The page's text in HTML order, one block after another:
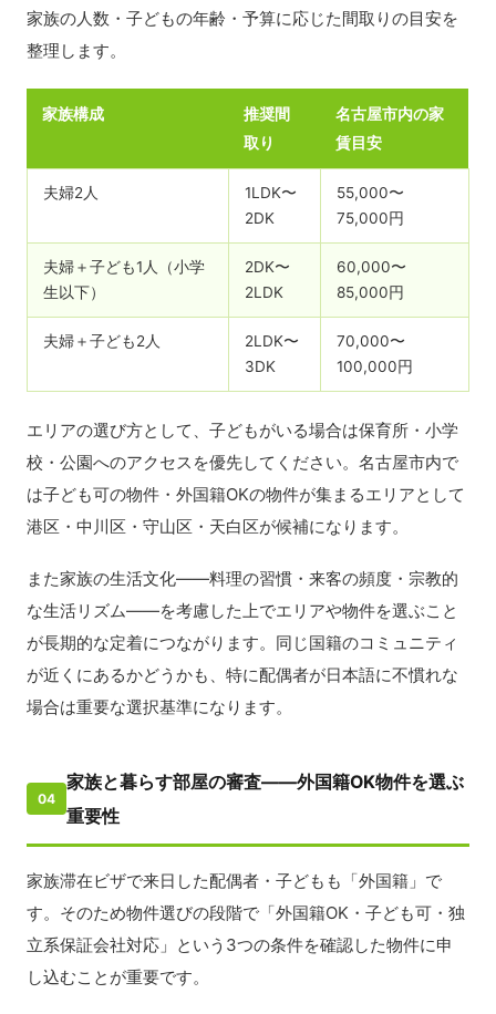
家族の人数・子どもの年齢・予算に応じた間取りの目安を
整理します。
家族構成
推奨間
取り
名古屋市内の家
賃目安
夫婦2人
1LDK〜
2DK
55,000〜
75,000円
夫婦＋子ども1人（小学
生以下）
2DK〜
2LDK
60,000〜
85,000円
夫婦＋子ども2人
2LDK〜
3DK
70,000〜
100,000円
エリアの選び方として、子どもがいる場合は保育所・小学
校・公園へのアクセスを優先してください。名古屋市内で
は子ども可の物件・外国籍OKの物件が集まるエリアとして
港区・中川区・守山区・天白区が候補になります。
また家族の生活文化——料理の習慣・来客の頻度・宗教的
な生活リズム——を考慮した上でエリアや物件を選ぶこと
が長期的な定着につながります。同じ国籍のコミュニティ
が近くにあるかどうかも、特に配偶者が日本語に不慣れな
場合は重要な選択基準になります。
04
家族と暮らす部屋の審査——外国籍OK物件を選ぶ
重要性
家族滞在ビザで来日した配偶者・子どもも「外国籍」で
す。そのため物件選びの段階で「外国籍OK・子ども可・独
立系保証会社対応」という3つの条件を確認した物件に申
し込むことが重要です。